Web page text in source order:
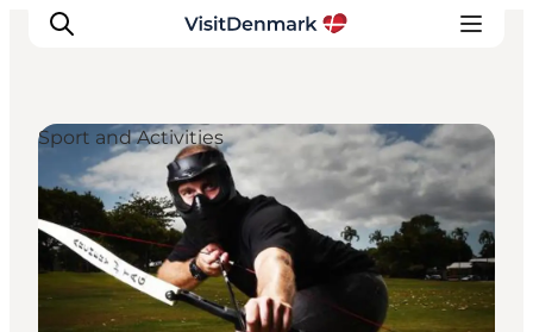
Inspiratie
Bestemmingen
Wat te doen
Accommodaties
Sport and Activities